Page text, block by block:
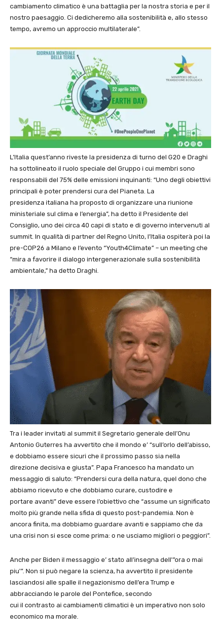
cambiamento climatico è una battaglia per la nostra storia e per il
nostro paesaggio. Ci dedicheremo alla sostenibilità e, allo stesso
tempo, avremo un approccio multilaterale”.
L’Italia quest’anno riveste la presidenza di turno del G20 e Draghi
ha sottolineato il ruolo speciale del Gruppo i cui membri sono
responsabili del 75% delle emissioni inquinanti: “Uno degli obiettivi
principali è poter prendersi cura del Pianeta. La
presidenza italiana ha proposto di organizzare una riunione
ministeriale sul clima e l’energia”, ha detto il Presidente del
Consiglio, uno dei circa 40 capi di stato e di governo intervenuti al
summit. In qualità di partner del Regno Unito, l’Italia ospiterà poi la
pre-COP26 a Milano e l’evento “Youth4Climate” – un meeting che
“mira a favorire il dialogo intergenerazionale sulla sostenibilità
ambientale,” ha detto Draghi.
Tra i leader invitati al summit il Segretario generale dell’Onu
Antonio Guterres ha avvertito che il mondo e’ “sull’orlo dell’abisso,
e dobbiamo essere sicuri che il prossimo passo sia nella
direzione decisiva e giusta”. Papa Francesco ha mandato un
messaggio di saluto: “Prendersi cura della natura, quel dono che
abbiamo ricevuto e che dobbiamo curare, custodire e
portare avanti” deve essere l’obiettivo che “assume un significato
molto più grande nella sfida di questo post-pandemia. Non è
ancora finita, ma dobbiamo guardare avanti e sappiamo che da
una crisi non si esce come prima: o ne usciamo migliori o peggiori”.
Anche per Biden il messaggio e’ stato all’insegna dell'”ora o mai
piu'”. Non si può negare la scienza, ha avvertito il presidente
lasciandosi alle spalle il negazionismo dell’era Trump e
abbracciando le parole del Pontefice, secondo
cui il contrasto ai cambiamenti climatici è un imperativo non solo
economico ma morale.